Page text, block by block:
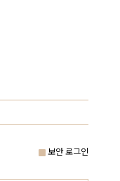
보안 로그인